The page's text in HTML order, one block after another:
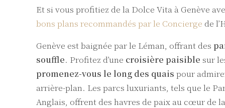
Et si vous profitiez de la Dolce Vita à Genève
bons plans recommandés par le Concierge de
Genève est baignée par le Léman, offrant des
souffle. Profitez d’une croisière paisible sur
promenez-vous le long des quais pour
arrière-plan. Les parcs luxuriants, tels que le
Anglais, offrent des havres de paix au cœur de